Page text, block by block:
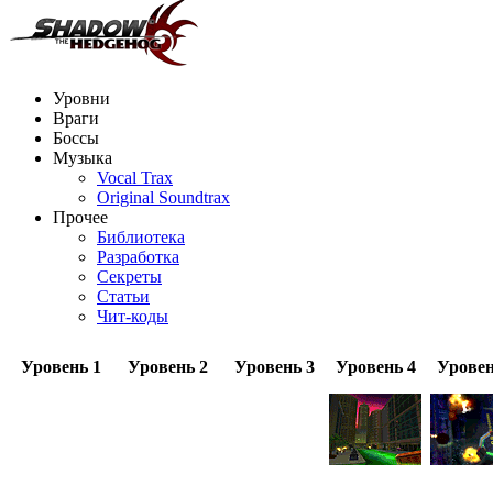
Уровни
Враги
Боссы
Музыка
Vocal Trax
Original Soundtrax
Прочее
Библиотека
Разработка
Секреты
Статьи
Чит-коды
Уровень 1 Уровень 2 Уровень 3 Уровень 4